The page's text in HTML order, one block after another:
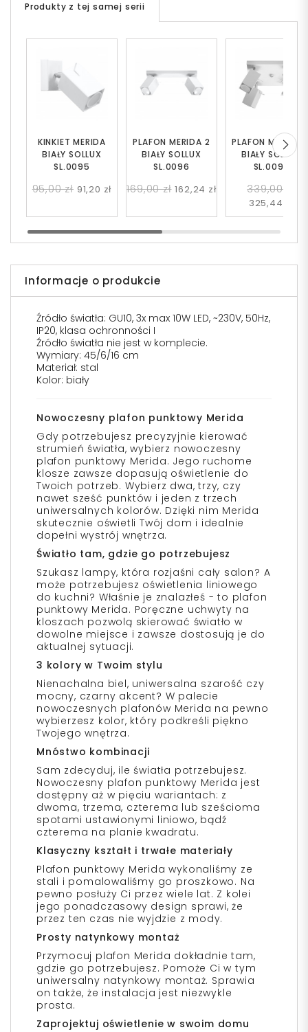
Produkty z tej samej serii
KINKIET MERIDA
BIAŁY SOLLUX
SL.0095
95,00 zł 91,20 zł
PLAFON MERIDA 2
BIAŁY SOLLUX
SL.0096
169,00 zł 162,24 zł
PLAFON MERIDA
BIAŁY SOLLUX
SL.0098
339,00 zł
325,44 zł
Informacje o produkcie
Źródło światła: GU10, 3x max 10W LED, ~230V, 50Hz,
IP20, klasa ochronności I
Źródło światła nie jest w komplecie.
Wymiary: 45/6/16 cm
Materiał: stal
Kolor: biały
Nowoczesny plafon punktowy Merida
Gdy potrzebujesz precyzyjnie kierować
strumień światła, wybierz nowoczesny
plafon punktowy Merida. Jego ruchome
klosze zawsze dopasują oświetlenie do
Twoich potrzeb. Wybierz dwa, trzy, czy
nawet sześć punktów i jeden z trzech
uniwersalnych kolorów. Dzięki nim Merida
skutecznie oświetli Twój dom i idealnie
dopełni wystrój wnętrza.
Światło tam, gdzie go potrzebujesz
Szukasz lampy, która rozjaśni cały salon? A
może potrzebujesz oświetlenia liniowego
do kuchni? Właśnie je znalazłeś - to plafon
punktowy Merida. Poręczne uchwyty na
kloszach pozwolą skierować światło w
dowolne miejsce i zawsze dostosują je do
aktualnej sytuacji.
3 kolory w Twoim stylu
Nienachalna biel, uniwersalna szarość czy
mocny, czarny akcent? W palecie
nowoczesnych plafonów Merida na pewno
wybierzesz kolor, który podkreśli piękno
Twojego wnętrza.
Mnóstwo kombinacji
Sam zdecyduj, ile światła potrzebujesz.
Nowoczesny plafon punktowy Merida jest
dostępny aż w pięciu wariantach: z
dwoma, trzema, czterema lub sześcioma
spotami ustawionymi liniowo, bądź
czterema na planie kwadratu.
Klasyczny kształt i trwałe materiały
Plafon punktowy Merida wykonaliśmy ze
stali i pomalowaliśmy go proszkowo. Na
pewno posłuży Ci przez wiele lat. Z kolei
jego ponadczasowy design sprawi, że
przez ten czas nie wyjdzie z mody.
Prosty natynkowy montaż
Przymocuj plafon Merida dokładnie tam,
gdzie go potrzebujesz. Pomoże Ci w tym
uniwersalny natynkowy montaż. Sprawia
on także, że instalacja jest niezwykle
prosta.
Zaprojektuj oświetlenie w swoim domu